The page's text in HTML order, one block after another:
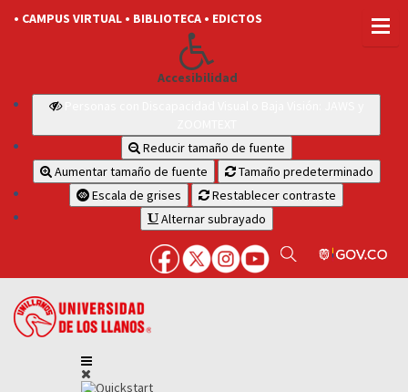
• CAMPUS VIRTUAL • BIBLIOTECA • EDICTOS
Accesibilidad
Reducir tamaño de fuente
Aumentar tamaño de fuente
Tamaño predeterminado
Escala de grises
Restablecer contraste
Alternar subrayado